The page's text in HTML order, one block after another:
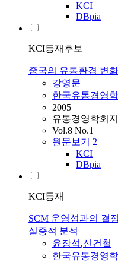
KCI
DBpia
KCI등재후보
중국의 유통환경 변
강영문
한국유통경영
2005
유통경영학회지
Vol.8 No.1
원문보기 2
KCI
DBpia
KCI등재
SCM 운영성과의 결
실증적 분석
윤장석,신건철
한국유통경영